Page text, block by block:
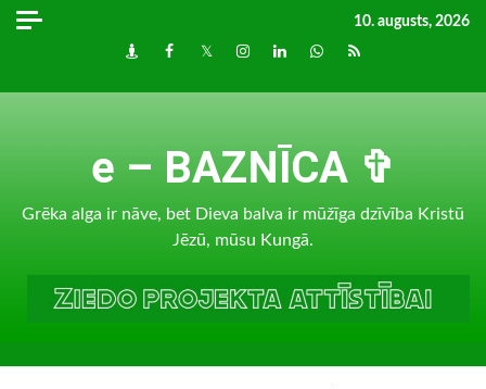
Skip
10. augusts, 2026
DraugiemFacebook
TwitterInstagram
LinkedInwhatsapp
RSS
e – BAZNĪCA ✞
Grēka alga ir nāve, bet Dieva balva ir mūžīga dzīvība Kristū
Jēzū, mūsu Kungā.